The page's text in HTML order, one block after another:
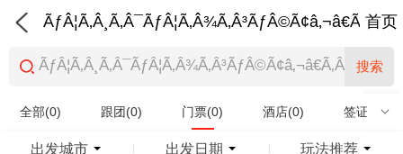
首页
搜索
全部(0) 跟团(0) 门票(0) 酒店(0) 签证(0)
特产商品(0)
出发城市 出发日期 玩法推荐